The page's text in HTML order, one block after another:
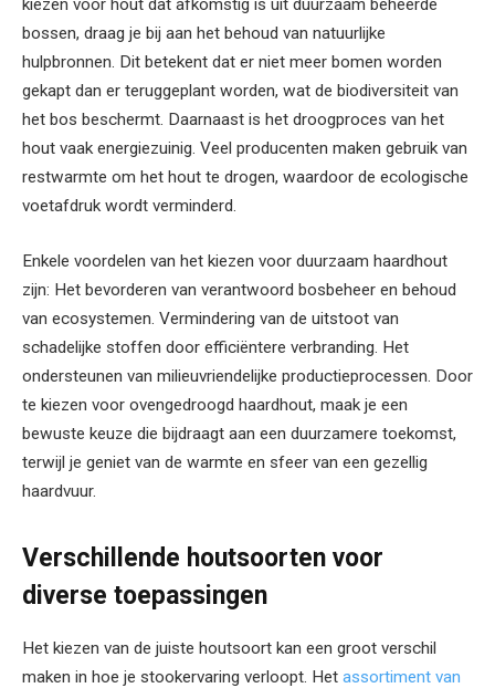
kiezen voor hout dat afkomstig is uit duurzaam beheerde
bossen, draag je bij aan het behoud van natuurlijke
hulpbronnen. Dit betekent dat er niet meer bomen worden
gekapt dan er teruggeplant worden, wat de biodiversiteit van
het bos beschermt. Daarnaast is het droogproces van het
hout vaak energiezuinig. Veel producenten maken gebruik van
restwarmte om het hout te drogen, waardoor de ecologische
voetafdruk wordt verminderd.
Enkele voordelen van het kiezen voor duurzaam haardhout
zijn: Het bevorderen van verantwoord bosbeheer en behoud
van ecosystemen. Vermindering van de uitstoot van
schadelijke stoffen door efficiëntere verbranding. Het
ondersteunen van milieuvriendelijke productieprocessen. Door
te kiezen voor ovengedroogd haardhout, maak je een
bewuste keuze die bijdraagt aan een duurzamere toekomst,
terwijl je geniet van de warmte en sfeer van een gezellig
haardvuur.
Verschillende houtsoorten voor
diverse toepassingen
Het kiezen van de juiste houtsoort kan een groot verschil
maken in hoe je stookervaring verloopt. Het assortiment van